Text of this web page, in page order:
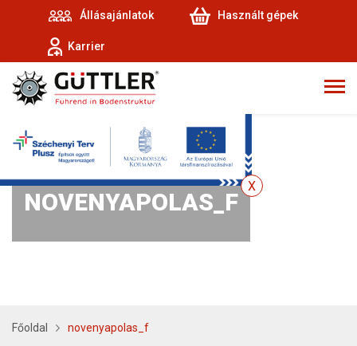
Állásajánlatok Használt gépek
Karrier
NOVENYAPOLAS_F
Főoldal novenyapolas_f